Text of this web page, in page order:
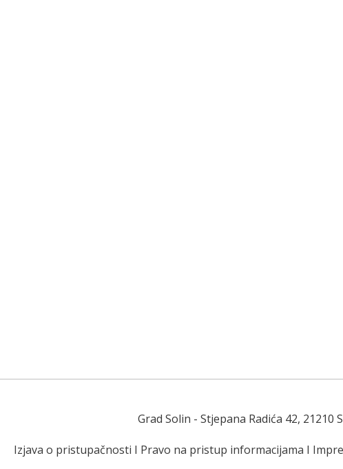
Grad Solin - Stjepana Radića 42, 21210
Izjava o pristupačnosti I Pravo na pristup informacijama I